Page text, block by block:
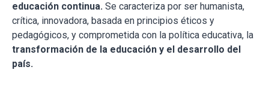
educación continua. Se caracteriza por ser humanista,
crítica, innovadora, basada en principios éticos y
pedagógicos, y comprometida con la política educativa, la
transformación de la educación y el desarrollo del
país.